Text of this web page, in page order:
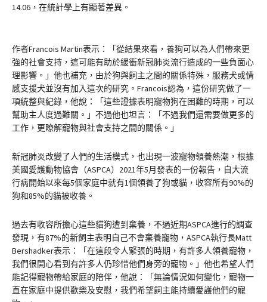
14.06，在統計學上有顯著差異。
作者Francois Martin表示：「從結果來看，養狗可以為人們帶來更
強的社會支持，這可能有助於緩衝新冠肺炎流行造成的一些負面心
理影響。」他也補充，由於狗與飼主之間的關係特殊，服務犬或情
感支援犬並沒有加入這次的研究。Francois認為，這份研究做了一
項統整與紀錄，他說：「這些證據表明寵物狗在困難的時期，可以
幫助主人度過難關。」不過他也坦言：「不過我們還需要做更多的
工作，更瞭解寵物與社會支持之間的關係。」
新冠肺炎改變了人們的生活模式，也出現一波寵物領養熱潮，根據
美國愛護動物協會（ASPCA）2021年5月發表的一份報告，自大流
行病開始以來每5個家庭中就有1個領養了狗或貓，收容所有90%的
狗和85%的貓被收養。
過去有收容所擔心這些貓狗遭到棄養，不過近期ASPCA進行的調查
發現，有87%的新飼主表明自己不會棄養寵物，ASPCA執行長Matt
Bershadker表示：「在這段令人緊張的時期，有許多人領養寵物，
我們很開心看到有許多人仍珍惜他們身旁的寵物。」他也希望人們
能記得寵物帶給家庭的陪伴，他說：「無論情況如何變化，寵物一
直在家庭中提供歡樂及安慰，我們希望飼主能持續愛護他們的寵